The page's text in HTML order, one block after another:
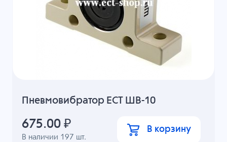
Пневмовибратор ECT ШВ-10
В наличии 197 шт.
675.00 ₽ В корзину